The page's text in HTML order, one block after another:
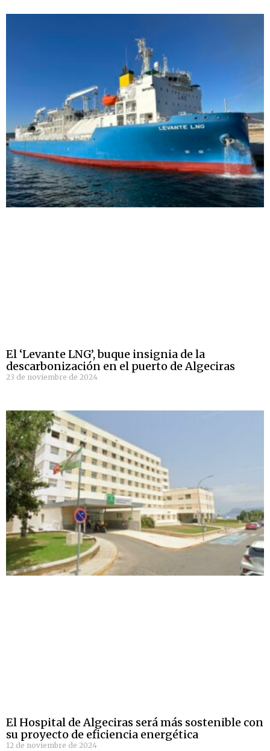
El ‘Levante LNG’, buque insignia de la
descarbonización en el puerto de Algeciras
23 de noviembre de 2024
El Hospital de Algeciras será más sostenible con
su proyecto de eficiencia energética
12 de noviembre de 2024